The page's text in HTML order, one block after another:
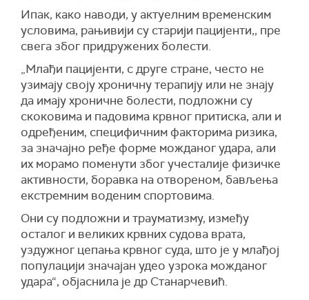
Ипак, како наводи, у актуелним временским
условима, рањивији су старији пацијенти,, пре
свега због придружених болести.
„Млађи пацијенти, с друге стране, често не
узимају своју хроничну терапију или не знају
да имају хроничне болести, подложни су
скоковима и падовима крвног притиска, али и
одређеним, специфичним факторима ризика,
за значајно ређе форме можданог удара, али
их морамо поменути због учесталије физичке
активности, боравка на отвореном, бављења
екстремним воденим спортовима.
Они су подложни и трауматизму, између
осталог и великих крвних судова врата,
уздужног цепања крвног суда, што је у млађој
популацији значајан удео узрока можданог
удара“, објаснила је др Станарчевић.